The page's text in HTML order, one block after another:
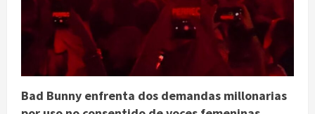
Bad Bunny enfrenta dos demandas millonarias